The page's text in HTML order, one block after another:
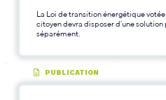
La Loi de transition énergétique
citoyen devra disposer d’une
séparément.
PUBLICATION